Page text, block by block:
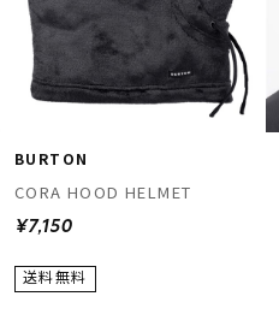
BURTON
CORA HOOD HELMET
¥7,150